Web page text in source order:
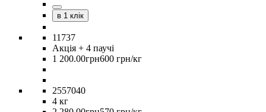
в 1 клік
11737
Акція + 4 паучі
1 200.00грн600 грн/кг
2557040
4 кг